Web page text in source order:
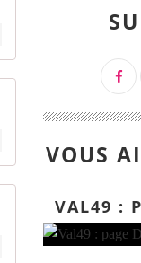
VOUS
VAL49 :